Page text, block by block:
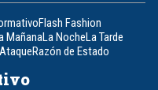
Flash Fashion
MañanaLa NocheLa Tarde
Razón de Estado